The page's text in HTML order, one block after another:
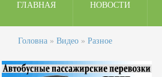
ГЛАВНАЯ НОВОСТИ
Головна » Видео » Разное